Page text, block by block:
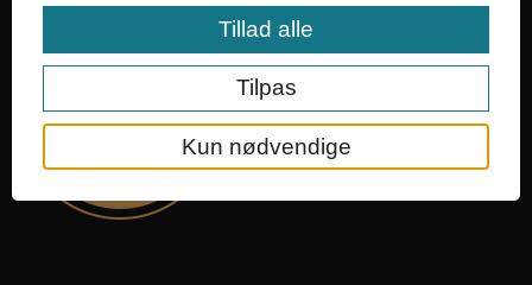
Kun nødvendige
Tilpas
Tillad alle